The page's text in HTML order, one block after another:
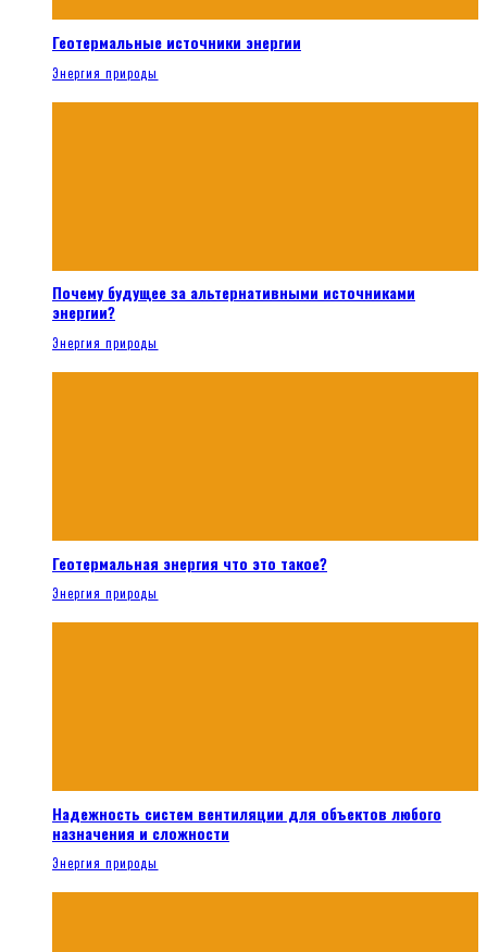
Геотермальные источники энергии
Энергия природы
Почему будущее за альтернативными источниками
энергии?
Энергия природы
Геотермальная энергия что это такое?
Энергия природы
Надежность систем вентиляции для объектов любого
назначения и сложности
Энергия природы